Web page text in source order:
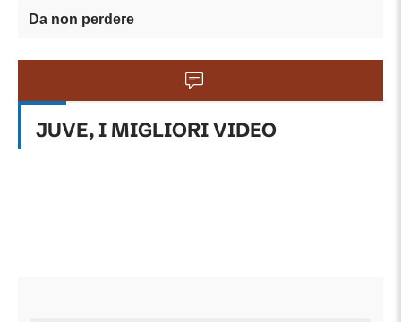
Da non perdere
JUVE, I MIGLIORI VIDEO